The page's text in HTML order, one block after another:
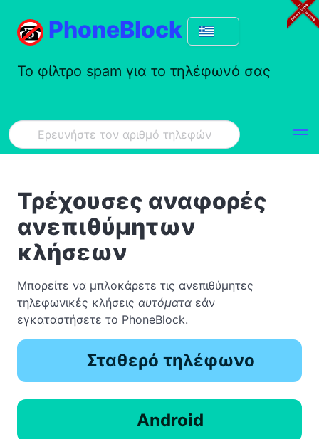
PhoneBlock
Το φίλτρο spam για το τηλέφωνό σας
Τρέχουσες αναφορές
ανεπιθύμητων
κλήσεων
Μπορείτε να μπλοκάρετε τις ανεπιθύμητες
τηλεφωνικές κλήσεις αυτόματα εάν
εγκαταστήσετε το PhoneBlock.
Σταθερό τηλέφωνο
Android